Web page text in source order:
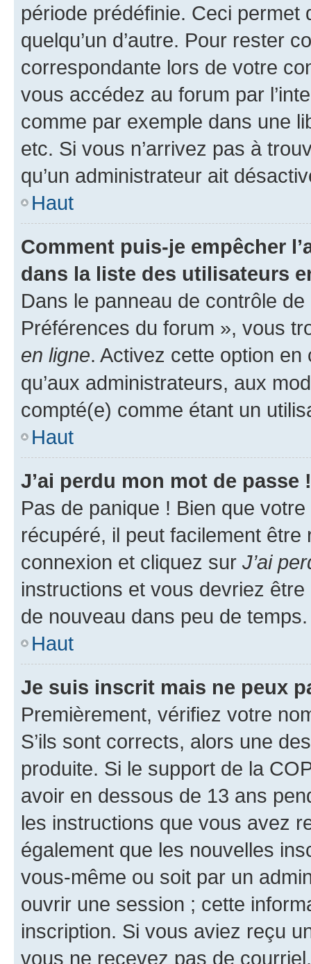
période prédéfinie. Ceci permet
quelqu’un d’autre. Pour rester
correspondante lors de votre
vous accédez au forum par
comme par exemple dans une
etc. Si vous n’arrivez pas à
qu’un administrateur ait
Haut
Comment puis-je empêcher
dans la liste des utilisateurs
Dans le panneau de contrôle
Préférences du forum », vous
en ligne. Activez cette option
qu’aux administrateurs, aux
compté(e) comme étant un
Haut
J’ai perdu mon mot de passe !
Pas de panique ! Bien que
récupéré, il peut facilement
connexion et cliquez sur J’ai
instructions et vous devriez
de nouveau dans peu de temps.
Haut
Je suis inscrit mais ne peux
Premièrement, vérifiez votre
S’ils sont corrects, alors une
produite. Si le support de la
avoir en dessous de 13 ans
les instructions que vous avez
également que les nouvelles
vous-même ou soit par un
ouvrir une session ; cette
inscription. Si vous aviez reçu
vous ne recevez pas de